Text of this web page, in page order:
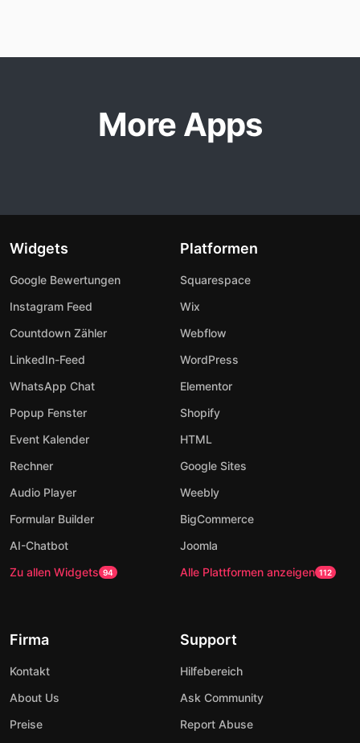
More Apps
Widgets
Google Bewertungen
Instagram Feed
Countdown Zähler
LinkedIn-Feed
WhatsApp Chat
Popup Fenster
Event Kalender
Rechner
Audio Player
Formular Builder
AI-Chatbot
Zu allen Widgets 94
Platformen
Squarespace
Wix
Webflow
WordPress
Elementor
Shopify
HTML
Google Sites
Weebly
BigCommerce
Joomla
Alle Plattformen anzeigen 112
Firma
Kontakt
About Us
Preise
Support
Hilfebereich
Ask Community
Report Abuse